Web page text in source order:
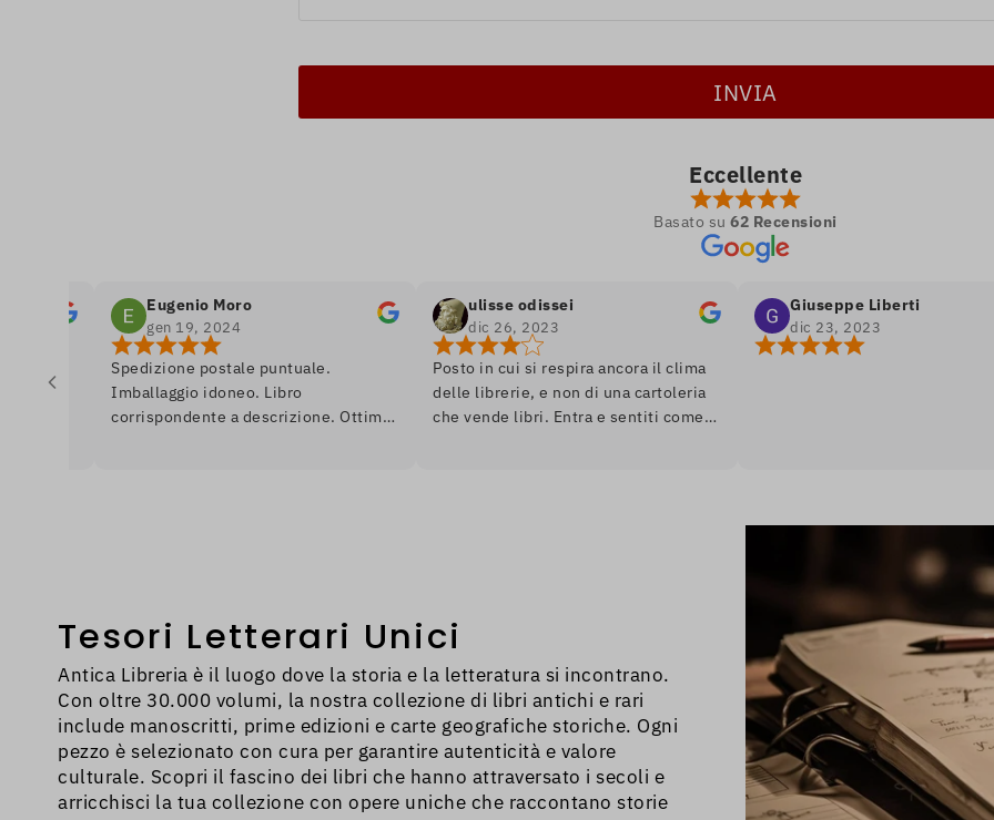
Eccellente
Basato su 62 Recensioni
Eugenio Moro
gen 19, 2024
Spedizione postale puntuale.
Imballaggio idoneo. Libro
corrispondente a descrizione. Ottimo.
ulisse odissei
dic 26, 2023
Posto in cui si respira ancora il clima
delle librerie, e non di una cartoleria
che vende libri. Entra e sentiti come
Giuseppe Liberti
dic 23, 2023
Tesori Letterari Unici
Antica Libreria è il luogo dove la storia e la letteratura si incontrano.
Con oltre 30.000 volumi, la nostra collezione di libri antichi e rari
include manoscritti, prime edizioni e carte geografiche storiche. Ogni
pezzo è selezionato con cura per garantire autenticità e valore
culturale. Scopri il fascino dei libri che hanno attraversato i secoli e
arricchisci la tua collezione con opere uniche che raccontano storie